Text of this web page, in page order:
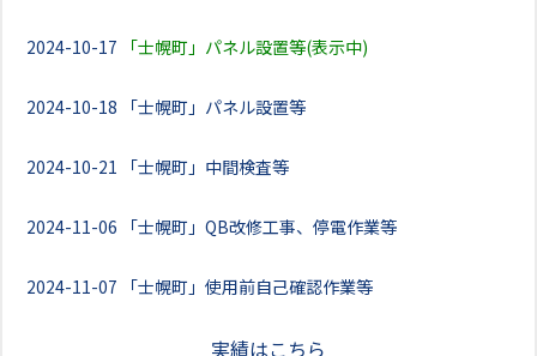
2024-10-17 「士幌町」パネル設置等(表示中)
2024-10-18 「士幌町」パネル設置等
2024-10-21 「士幌町」中間検査等
2024-11-06 「士幌町」QB改修工事、停電作業等
2024-11-07 「士幌町」使用前自己確認作業等
実績はこちら